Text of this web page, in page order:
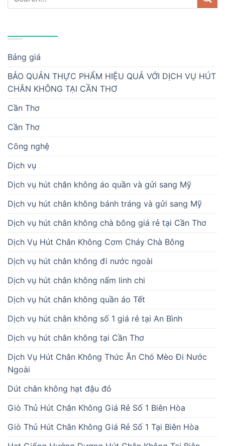
Bảng giá
BẢO QUẢN THỰC PHẨM HIỆU QUẢ VỚI DỊCH VỤ HÚT
CHÂN KHÔNG TẠI CẦN THƠ
Cần Thơ
Cần Thơ
Công nghệ
Dịch vụ
Dịch vụ hút chân không áo quần và gửi sang Mỹ
Dịch vụ hút chân không bánh tráng và gửi sang Mỹ
Dịch vụ hút chân không chà bông giá rẻ tại Cần Thơ
Dịch Vụ Hút Chân Không Cơm Cháy Chà Bông
Dịch vụ hút chân không đi nước ngoài
Dịch vụ hút chân không nấm linh chi
Dịch vụ hút chân không quần áo Tết
Dịch vụ hút chân không số 1 giá rẻ tại An Bình
Dịch vụ hút chân không tại Cần Thơ
Dịch Vụ Hút Chân Không Thức Ăn Chó Mèo Đi Nước
Ngoài
Dút chân không hạt đậu đỏ
Giò Thủ Hút Chân Không Giá Rẻ Số 1 Biên Hòa
Giò Thủ Hút Chân Không Giá Rẻ Số 1 Tại Biên Hòa